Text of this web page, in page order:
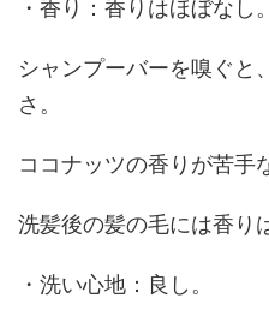
シャンプーバーを嗅ぐと
さ。
ココナッツの香りが苦手
洗髪後の髪の毛には香り
・洗い心地：良し。